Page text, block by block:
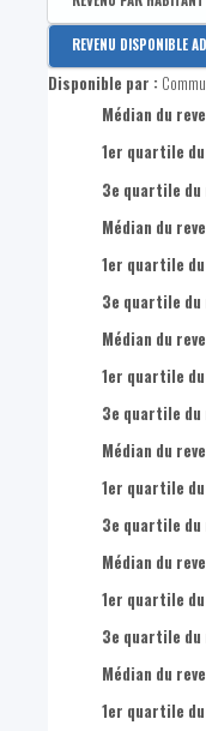
Disponible par :
Revenu
Revenus
REVENU DISPONIBLE
Disponible par :
Médian du
1er quartile du
3e quartile du
Médian du
1er quartile du
3e quartile du
Médian du
1er quartile du
3e quartile du
Médian du
1er quartile
3e quartile du
Médian du
1er quartile du
3e quartile du
Médian du
1er quartile du